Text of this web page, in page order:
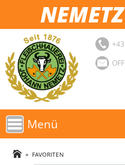
Menü
AKTIONEN
» FAVORITEN